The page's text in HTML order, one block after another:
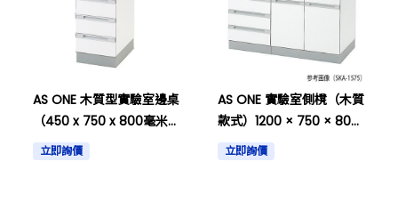
AS ONE 木質型實驗室邊桌
（450 x 750 x 800毫米）
等等
立即詢價
AS ONE 實驗室側櫈（木質
款式）1200 × 750 × 800
毫米等其他
立即詢價